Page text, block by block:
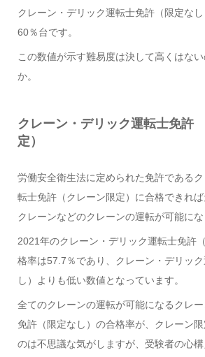
クレーン・デリック運転士免許（限定な
60％台です。
この数値が示す難易度は決して高くはな
か。
クレーン・デリック運転士免許
定）
労働安全衛生法に定められた免許である
転士免許（クレーン限定）に合格できれ
クレーンなどのクレーンの運転が可能にな
2021年のクレーン・デリック運転士免許
格率は57.7％であり、クレーン・デリッ
し）よりも低い数値となっています。
全てのクレーンの運転が可能になるクレ
免許（限定なし）の合格率が、クレーン
のは不思議な気がしますが、受験者の心